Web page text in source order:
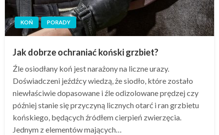
KOŃ PORADY
Jak dobrze ochraniać koński grzbiet?
Źle osiodłany koń jest narażony na liczne urazy.
Doświadczeni jeźdźcy wiedzą, że siodło, które zostało
niewłaściwie dopasowane i źle odizolowane prędzej czy
później stanie się przyczyną licznych otarć i ran grzbietu
końskiego, będących źródłem cierpień zwierzęcia.
Jednym z elementów mających…